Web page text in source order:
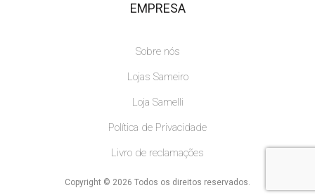
EMPRESA
Sobre nós
Lojas Sameiro
Loja Samelli
Política de Privacidade
Livro de reclamações
Copyright © 2026 Todos os direitos reservados.